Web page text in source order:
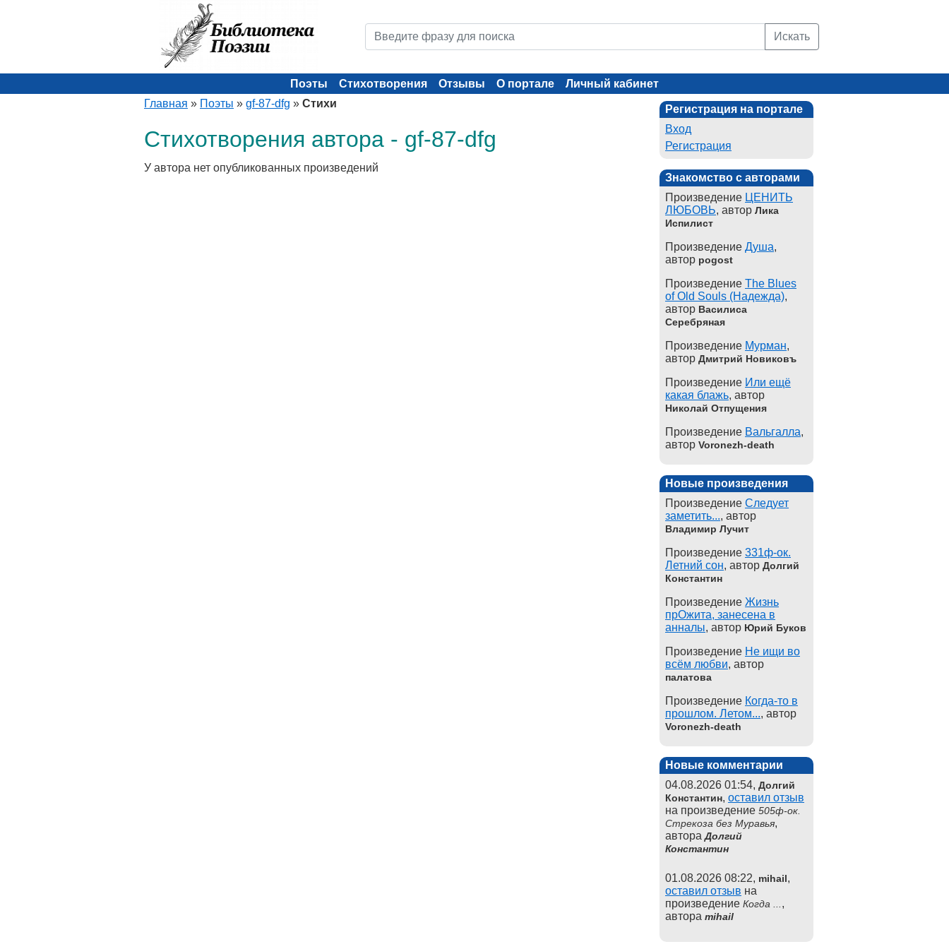
Искать
Поэты Стихотворения Отзывы О портале
Личный кабинет
Главная » Поэты » gf-87-dfg » Стихи
Стихотворения автора - gf-87-dfg
У автора нет опубликованных произведений
Регистрация на портале
Вход
Регистрация
Знакомство с авторами
Произведение ЦЕНИТЬ
ЛЮБОВЬ, автор Лика
Испилист
Произведение Душа,
автор pogost
Произведение The Blues
of Old Souls (Надежда),
автор Василиса
Серебряная
Произведение Мурман,
автор Дмитрий Новиковъ
Произведение Или ещё
какая блажь, автор
Николай Отпущения
Произведение Вальгалла,
автор Voronezh-death
Новые произведения
Произведение Следует
заметить..., автор
Владимир Лучит
Произведение 331ф-ок.
Летний сон, автор Долгий
Константин
Произведение Жизнь
прОжита, занесена в
анналы, автор Юрий Буков
Произведение Не ищи во
всём любви, автор
палатова
Произведение Когда-то в
прошлом. Летом..., автор
Voronezh-death
Новые комментарии
04.08.2026 01:54, Долгий
Константин, оставил отзыв
на произведение 505ф-ок.
Стрекоза без Муравья,
автораДолгий
Константин
01.08.2026 08:22, mihail,
оставил отзыв на
произведение Когда ... ,
автора mihail